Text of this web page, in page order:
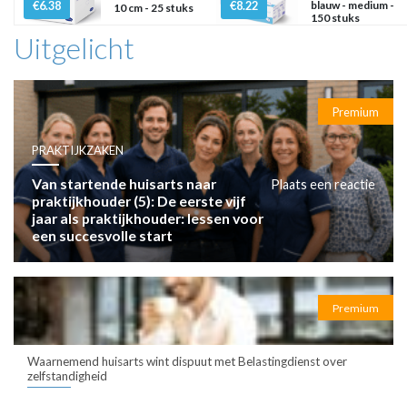
€6.38
10 cm - 25 stuks
€8.22
blauw - medium -
150 stuks
Uitgelicht
Premium
PRAKTIJKZAKEN
Van startende huisarts naar
praktijkhouder (5): De eerste vijf
jaar als praktijkhouder: lessen voor
een succesvolle start
Plaats een reactie
Premium
Waarnemend huisarts wint dispuut met Belastingdienst over
zelfstandigheid